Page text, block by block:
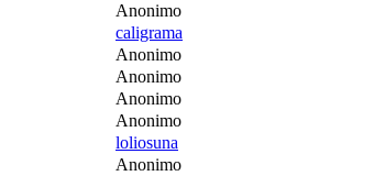
Anonimo
caligrama
Anonimo
Anonimo
Anonimo
Anonimo
loliosuna
Anonimo